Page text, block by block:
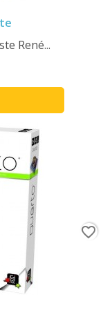
René...
favorite_border